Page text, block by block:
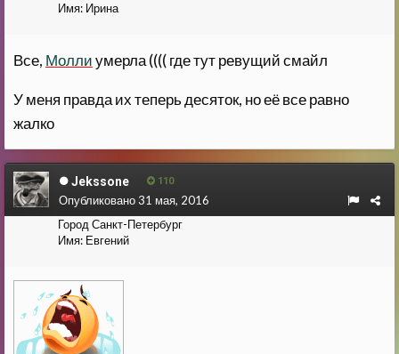
Имя: Ирина
Все, Моллиумерла (((( где тут ревущий смайл
У меня правда их теперь десяток, но её все равно
жалко
Jekssone 110
Город Санкт-Петербург
Имя: Евгений
Опубликовано31 мая, 2016